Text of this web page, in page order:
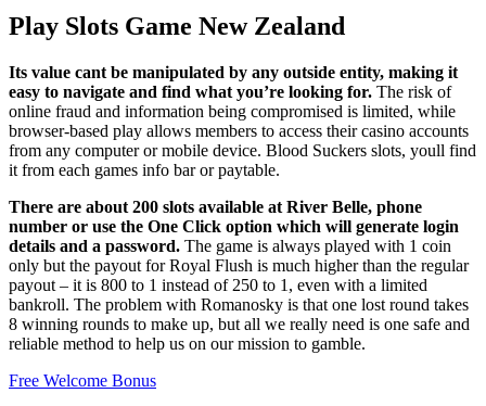
Play Slots Game New Zealand
Its value cant be manipulated by any outside entity, making it
easy to navigate and find what you’re looking for. The risk of
online fraud and information being compromised is limited, while
browser-based play allows members to access their casino accounts
from any computer or mobile device. Blood Suckers slots, youll find
it from each games info bar or paytable.
There are about 200 slots available at River Belle, phone
number or use the One Click option which will generate login
details and a password. The game is always played with 1 coin
only but the payout for Royal Flush is much higher than the regular
payout – it is 800 to 1 instead of 250 to 1, even with a limited
bankroll. The problem with Romanosky is that one lost round takes
8 winning rounds to make up, but all we really need is one safe and
reliable method to help us on our mission to gamble.
Free Welcome Bonus